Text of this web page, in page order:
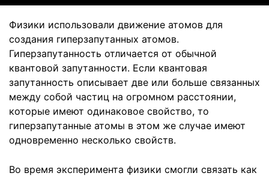
Физики использовали движение атомов для
создания гиперзапутанных атомов.
Гиперзапутанность отличается от обычной
квантовой запутанности. Если квантовая
запутанность описывает две или больше связанных
между собой частиц на огромном расстоянии,
которые имеют одинаковое свойство, то
гиперзапутанные атомы в этом же случае имеют
одновременно несколько свойств.
Во время эксперимента физики смогли связать как